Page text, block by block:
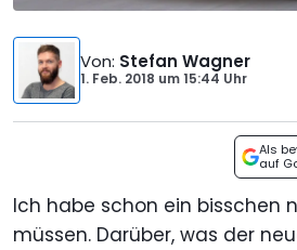
Von: Stefan Wagner
1. Feb. 2018 um15:44 Uhr
Als
auf
Ich habe schon ein bisschen
müssen. Darüber, was der